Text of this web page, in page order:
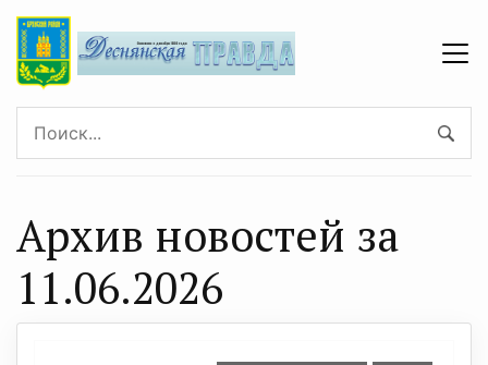
Архив новостей за
11.06.2026